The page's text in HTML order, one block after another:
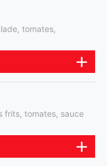
tomates,
frits, tomates, sauce